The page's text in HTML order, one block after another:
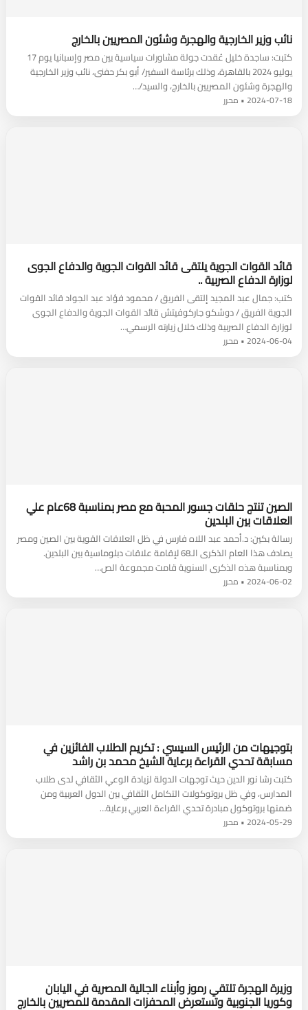
نائب وزير الخارجية والهجرة وشئون المصريين بالخارج
كتبت: ساجدة خليل عُقدت جولة مشاورات سياسية بين مصر وإسبانيا يوم 17
يوليو 2024 بالقاهرة، وذلك برئاسة السفير/ أبو بكر حفنى، نائب وزير الخارجية
والهجرة وشئون المصريين بالخارج، والسيد/…
2024-07-18 • محرر
قائد القوات الجوية يلتقى قائد القوات الجوية والدفاع الجوى
لوزارة الدفاع الصربية ..
كتب: جمال عبد المجيد إلتقى الفريق / محمود فؤاد عبد الجواد قائد القوات
الجوية الفريق / دوشكو جاركوفيتش قائد القوات الجوية والدفاع الجوى
لوزارة الدفاع الصربية وذلك خلال زيارته الرسمي…
2024-06-04 • محرر
الصين تنتج حلقات جسور المحبة مع مصر بمناسبة 68عام علي
العلاقات بين البلدين
رسالة بكين: د.أحمد عبد اللاه فارس في ظل العلاقات القوية بين الصين ومصر
يصادف هذا العام الذكرى الـ68 لإقامة علاقات دبلوماسية بين البلدين.
وبمناسبة هذه الذكرى السنوية قامت مجموعة الص…
2024-06-02 • محرر
بتوجيهات من الرئيس السيسي : تكريم الطلاب الفائزين في
مسابقة تحدي القراءة برعاية الشيخ محمد بن راشد
كتبت رشا نور الدين حيث توجهات الدولة لزيادة الوعي الثقافي لدى طلاب
المدارس، وفي ظل بروتوكولات التكامل الثقافي بين الدول العربية ومن
ضمنها بروتوكول مبادرة تحدي القراءة العربي برعاية…
2024-05-29 • محرر
وزيرة الهجرة تلتقي رموز وأبناء الجالية المصرية في اليابان
وكوريا الجنوبية وتستعرض المحفزات المقدمة للمصريين بالخارج